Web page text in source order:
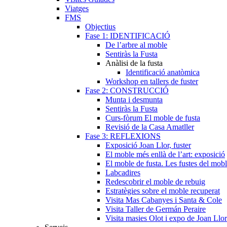
Viatges
FMS
Objectius
Fase 1: IDENTIFICACIÓ
De l’arbre al moble
Sentiràs la Fusta
Anàlisi de la fusta
Identificació anatòmica
Workshop en tallers de fuster
Fase 2: CONSTRUCCIÓ
Munta i desmunta
Sentiràs la Fusta
Curs-fòrum El moble de fusta
Revisió de la Casa Amatller
Fase 3: REFLEXIONS
Exposició Joan Llor, fuster
El moble més enllà de l’art: exposició
El moble de fusta. Les fustes del
Labcadires
Redescobrir el moble de rebuig
Estratègies sobre el moble recuperat
Visita Mas Cabanyes i Santa & Cole
Visita Taller de Germán Peraire
Visita masies Olot i expo de Joan Llor